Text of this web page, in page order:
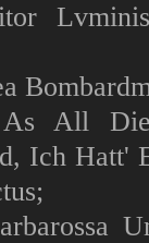
As All
Ich Hatt'